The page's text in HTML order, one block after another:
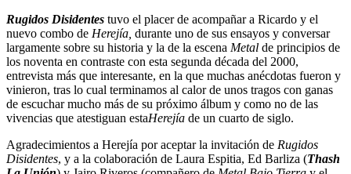
Rugidos Disidentes tuvo el placer de acompañar a Ricardo y el
nuevo combo de Herejía, durante uno de sus ensayos y conversar
largamente sobre su historia y la de la escena Metal de principios de
los noventa en contraste con esta segunda década del 2000,
entrevista más que interesante, en la que muchas anécdotas fueron y
vinieron, tras lo cual terminamos al calor de unos tragos con ganas
de escuchar mucho más de su próximo álbum y como no de las
vivencias que atestiguan estaHerejía de un cuarto de siglo.
Agradecimientos a Herejía por aceptar la invitación de Rugidos
Disidentes, y a la colaboración de Laura Espitia, Ed Barliza (Thash